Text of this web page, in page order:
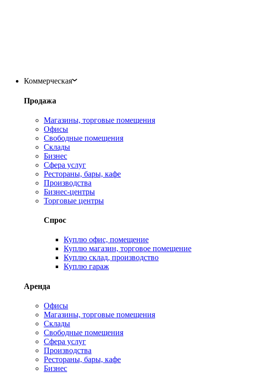
Коммерческая
Продажа
Магазины, торговые помещения
Офисы
Свободные помещения
Склады
Бизнес
Сфера услуг
Рестораны, бары, кафе
Производства
Бизнес-центры
Торговые центры
Спрос
Куплю офис, помещение
Куплю магазин, торговое помещение
Куплю склад, производство
Куплю гараж
Аренда
Офисы
Магазины, торговые помещения
Склады
Свободные помещения
Сфера услуг
Производства
Рестораны, бары, кафе
Бизнес